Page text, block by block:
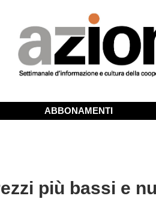
ABBONAMENTI
più bassi e